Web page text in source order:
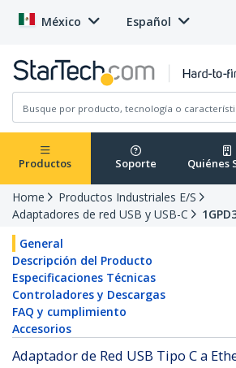
México Español
Productos Soporte Quiénes
Home
Productos Industriales E/S
Adaptadores de red USB y USB-C
General
Descripción del Producto
Especificaciones Técnicas
Controladores y Descargas
FAQ y cumplimiento
Accesorios
Adaptador de Red USB Tipo C a